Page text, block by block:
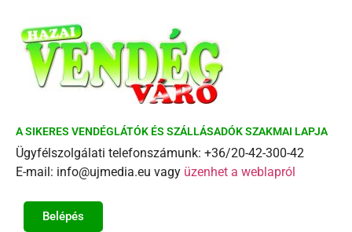
A SIKERES VENDÉGLÁTÓK ÉS SZÁLLÁSADÓK SZAKMAI LAPJA
Ügyfélszolgálati telefonszámunk: +36/20-42-300-42
E-mail: info@ujmedia.eu vagy üzenhet a weblapról
Belépés